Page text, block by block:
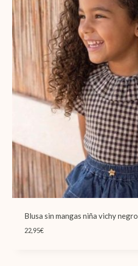
Blusa sin mangas niña vichy negro
22,95€